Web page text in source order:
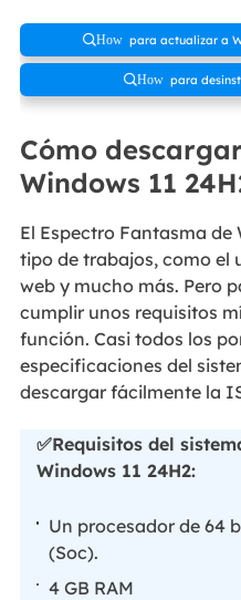
How para actualizar a
How para
Cómo
Windows 11
El Espectro Fantasma
tipo de trabajos, como el
web y mucho más. Pero
cumplir unos requisitos
función. Casi todos los
especificaciones del
descargar fácilmente la
✅Requisitos del
Windows 11 24H2:
Un procesador de 64
(Soc).
4 GB RAM